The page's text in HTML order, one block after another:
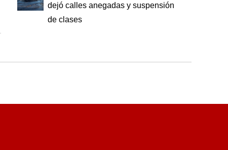
dejó calles anegadas y suspensión
de clases